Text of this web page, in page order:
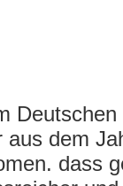
aus dem
dass